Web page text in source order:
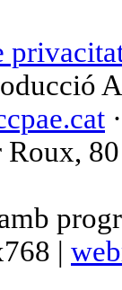
|